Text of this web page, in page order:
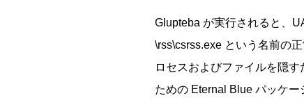
Glupteba が実行されると、
\rss\csrss.exe という名前の
ロセスおよびファイルを隠
ための Eternal Blue パッケー